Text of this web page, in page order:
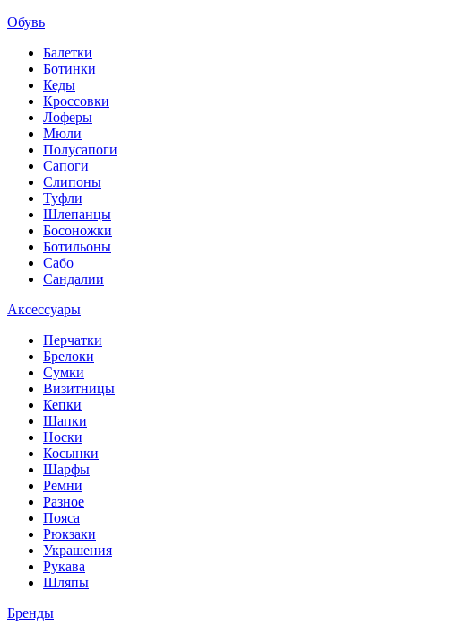
Обувь
Балетки
Ботинки
Кеды
Кроссовки
Лоферы
Мюли
Полусапоги
Сапоги
Слипоны
Туфли
Шлепанцы
Босоножки
Ботильоны
Сабо
Сандалии
Аксессуары
Перчатки
Брелоки
Сумки
Визитницы
Кепки
Шапки
Носки
Косынки
Шарфы
Ремни
Разное
Пояса
Рюкзаки
Украшения
Рукава
Шляпы
Бренды